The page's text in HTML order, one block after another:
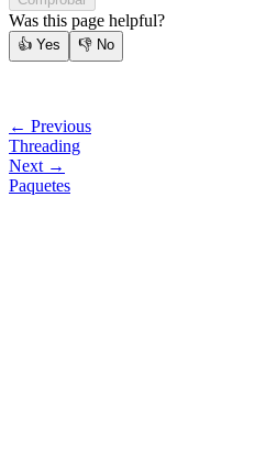
Was this page helpful?
👍 Yes 👎 No
← Previous
Threading
Next →
Paquetes